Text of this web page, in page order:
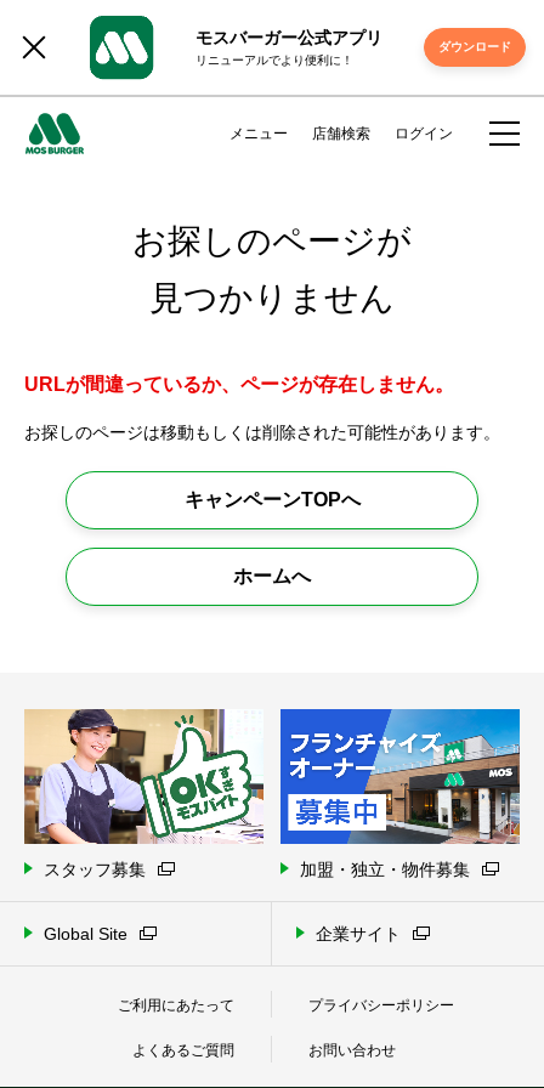
モスバーガー公式アプリ
リニューアルでより便利に！
ダウンロード
メニュー 店舗検索 ログイン
お探しのページが
見つかりません
URLが間違っているか、ページが存在しません。
お探しのページは移動もしくは削除された可能性があります。
キャンペーンTOPへ
ホームへ
スタッフ募集 加盟・独立・物件募集
Global Site 企業サイト
ご利用にあたって プライバシーポリシー
よくあるご質問 お問い合わせ